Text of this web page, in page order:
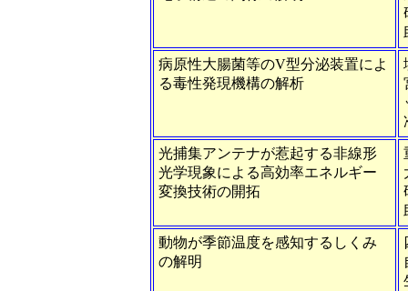
病原性大腸菌等のV型分泌装置によ
る毒性発現機構の解析
光捕集アンテナが惹起する非線形
光学現象による高効率エネルギー
変換技術の開拓
動物が季節温度を感知するしくみ
の解明